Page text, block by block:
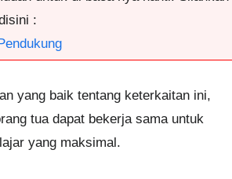
:
yang baik tentang keterkaitan ini,
tua dapat bekerja sama untuk
yang maksimal.